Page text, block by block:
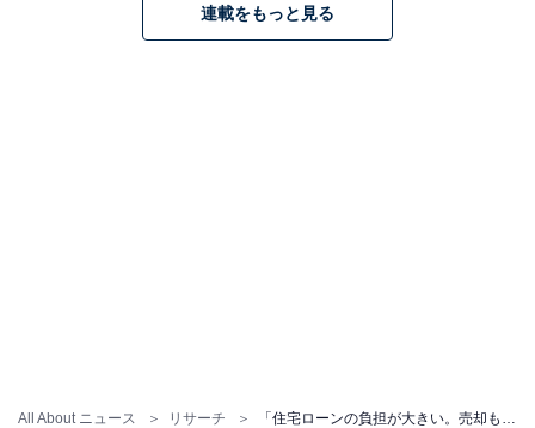
All About ニュース リサーチ
連載をもっと見る